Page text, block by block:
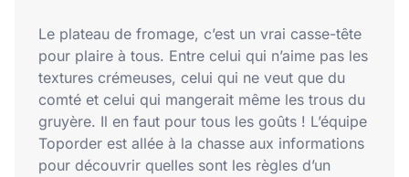
Le plateau de fromage, c’est un vrai casse-tête
pour plaire à tous. Entre celui qui n’aime pas les
textures crémeuses, celui qui ne veut que du
comté et celui qui mangerait même les trous du
gruyère. Il en faut pour tous les goûts ! L’équipe
Toporder est allée à la chasse aux informations
pour découvrir quelles sont les règles d’un